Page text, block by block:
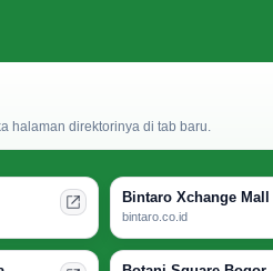
halaman direktorinya di tab baru.
Bintaro Xchange Mall
bintaro.co.id